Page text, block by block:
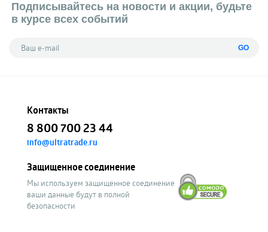
Подписывайтесь на новости и акции, будьте
в курсе всех событий
GO
Контакты
8 800 700 23 44
info@ultratrade.ru
Защищенное соединение
Мы используем защищенное соединение
ваши данные будут в полной
безопасности